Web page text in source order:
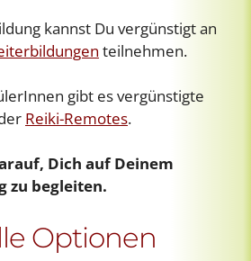
kannst Du vergünstigt an
teilnehmen.
gibt es vergünstigte
Reiki-Remotes.
Dich auf Deinem
zu begleiten.
Optionen